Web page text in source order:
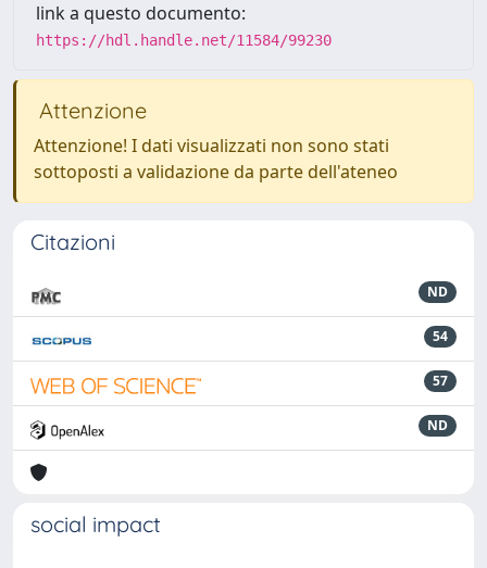
link a questo documento:
https://hdl.handle.net/11584/99230
Attenzione
Attenzione! I dati visualizzati non sono stati
sottoposti a validazione da parte dell'ateneo
Citazioni
ND
54
57
ND
social impact